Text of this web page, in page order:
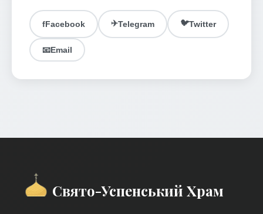
fFacebook ✈️Telegram 🐦Twitter
📧Email
Свято-Успенський Храм